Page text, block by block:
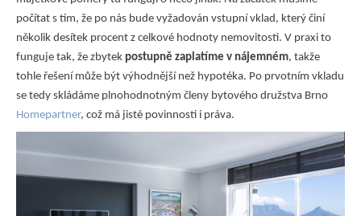
počítat s tím, že po nás bude vyžadován vstupní vklad, který činí
několik desítek procent z celkové hodnoty nemovitosti. V praxi to
funguje tak, že zbytek postupně zaplatíme v nájemném, takže
tohle řešení může být výhodnější než hypotéka. Po prvotním vkladu
se tedy skládáme plnohodnotným členy bytového družstva Brno
Homepartner, což má jisté povinnosti i práva.